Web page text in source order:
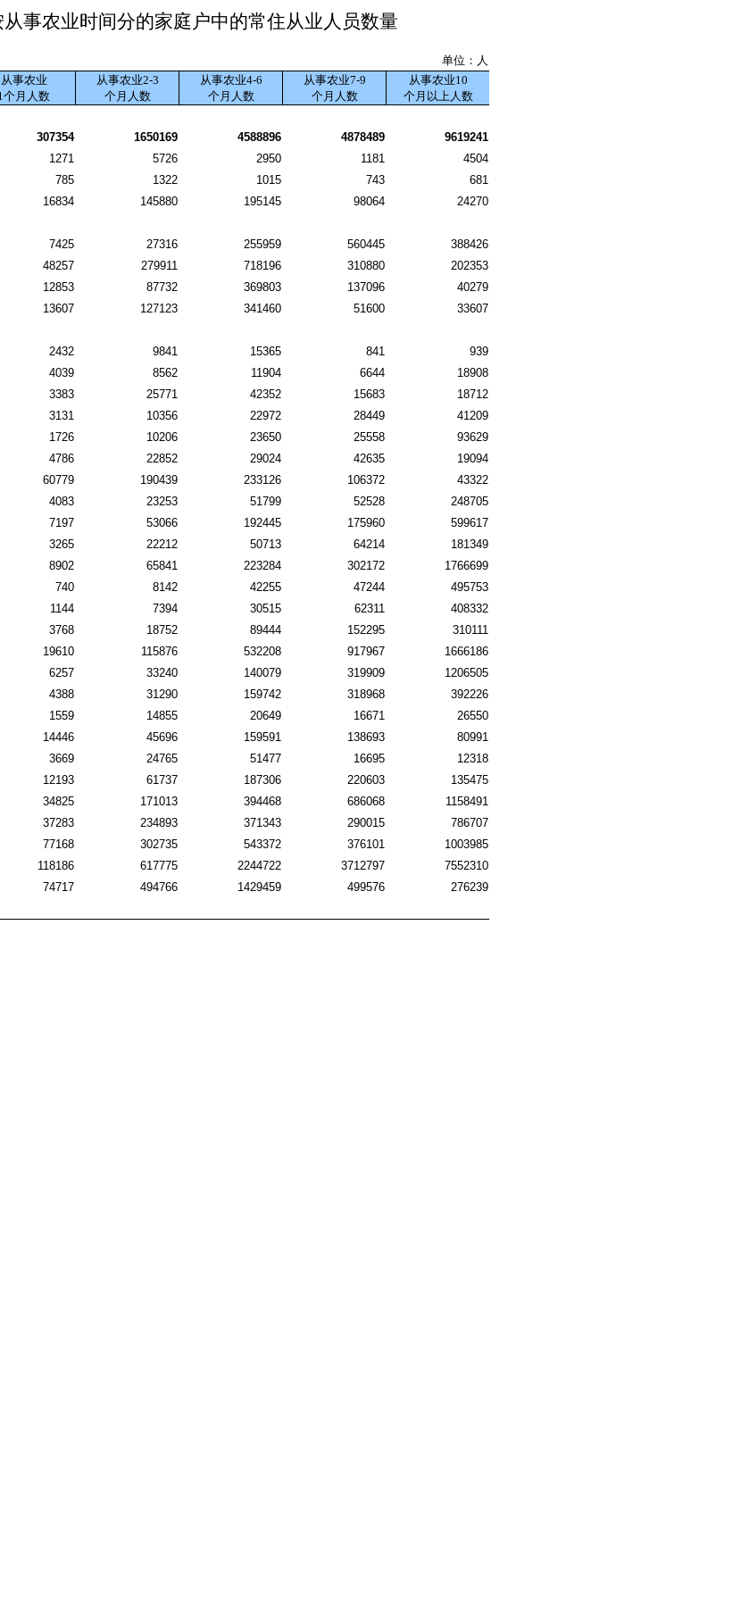
事农业时间分的家庭户中的常住从业人员数量
单位：人
从事农业
个月人数
从事农业2-3
个月人数
从事农业4-6
个月人数
从事农业7-9
个月人数
从事农业10
个月以上人数
307354 1650169 4588896 4878489
9619241
1271 5726 2950 1181
4504
785 1322 1015 743
681
16834 145880 195145 98064
24270
7425 27316 255959 560445
388426
48257 279911 718196 310880
202353
12853 87732 369803 137096
40279
13607 127123 341460 51600
33607
2432 9841 15365 841
939
4039 8562 11904 6644
18908
3383 25771 42352 15683
18712
3131 10356 22972 28449
41209
1726 10206 23650 25558
93629
4786 22852 29024 42635
19094
60779 190439 233126 106372
43322
4083 23253 51799 52528
248705
7197 53066 192445 175960
599617
3265 22212 50713 64214
181349
8902 65841 223284 302172
1766699
740 8142 42255 47244
495753
1144 7394 30515 62311
408332
3768 18752 89444 152295
310111
19610 115876 532208 917967
1666186
6257 33240 140079 319909
1206505
4388 31290 159742 318968
392226
1559 14855 20649 16671
26550
14446 45696 159591 138693
80991
3669 24765 51477 16695
12318
12193 61737 187306 220603
135475
34825 171013 394468 686068
1158491
37283 234893 371343 290015
786707
77168 302735 543372 376101
1003985
118186 617775 2244722 3712797
7552310
74717 494766 1429459 499576 276239